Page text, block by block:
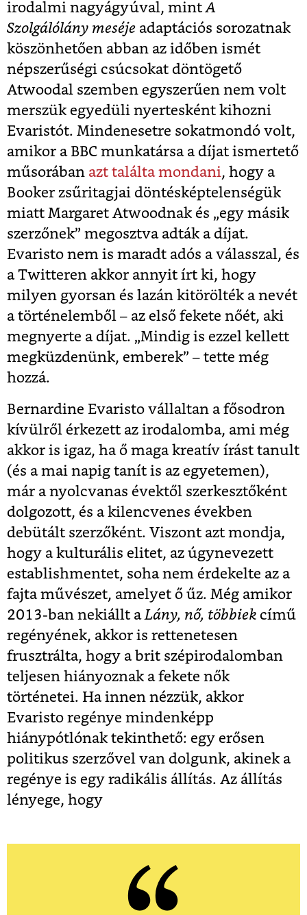
irodalmi nagyágyúval, mint A
Szolgálólány meséje adaptációs sorozatnak
köszönhetően abban az időben ismét
népszerűségi csúcsokat döntögető
Atwoodal szemben egyszerűen nem volt
merszük egyedüli nyertesként kihozni
Evaristót. Mindenesetre sokatmondó volt,
amikor a BBC munkatársa a díjat ismertető
műsorában azt találta mondani, hogy a
Booker zsűritagjai döntésképtelenségük
miatt Margaret Atwoodnak és „egy másik
szerzőnek” megosztva adták a díjat.
Evaristo nem is maradt adós a válasszal, és
a Twitteren akkor annyit írt ki, hogy
milyen gyorsan és lazán kitörölték a nevét
a történelemből – az első fekete nőét, aki
megnyerte a díjat. „Mindig is ezzel kellett
megküzdenünk, emberek” – tette még
hozzá.
Bernardine Evaristo vállaltan a fősodron
kívülről érkezett az irodalomba, ami még
akkor is igaz, ha ő maga kreatív írást tanult
(és a mai napig tanít is az egyetemen),
már a nyolcvanas évektől szerkesztőként
dolgozott, és a kilencvenes években
debütált szerzőként. Viszont azt mondja,
hogy a kulturális elitet, az úgynevezett
establishmentet, soha nem érdekelte az a
fajta művészet, amelyet ő űz. Még amikor
2013-ban nekiállt aLány, nő, többiek című
regényének, akkor is rettenetesen
frusztrálta, hogy a brit szépirodalomban
teljesen hiányoznak a fekete nők
történetei. Ha innen nézzük, akkor
Evaristo regénye mindenképp
hiánypótlónak tekinthető: egy erősen
politikus szerzővel van dolgunk, akinek a
regénye is egy radikális állítás. Az állítás
lényege, hogy